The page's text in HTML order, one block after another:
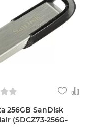
256GB SanDisk
(SDCZ73-256G-